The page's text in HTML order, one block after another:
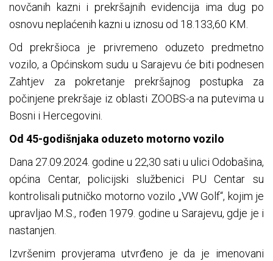
novčanih kazni i prekršajnih evidencija ima dug po
osnovu neplaćenih kazni u iznosu od 18.133,60 KM.
Od prekršioca je privremeno oduzeto predmetno
vozilo, a Općinskom sudu u Sarajevu će biti podnesen
Zahtjev za pokretanje prekršajnog postupka za
počinjene prekršaje iz oblasti ZOOBS-a na putevima u
Bosni i Hercegovini.
Od 45-godišnjaka oduzeto motorno vozilo
Dana 27.09.2024. godine u 22,30 sati u ulici Odobašina,
općina Centar, policijski službenici PU Centar su
kontrolisali putničko motorno vozilo „VW Golf“, kojim je
upravljao M.S., rođen 1979. godine u Sarajevu, gdje je i
nastanjen.
Izvršenim provjerama utvrđeno je da je imenovani